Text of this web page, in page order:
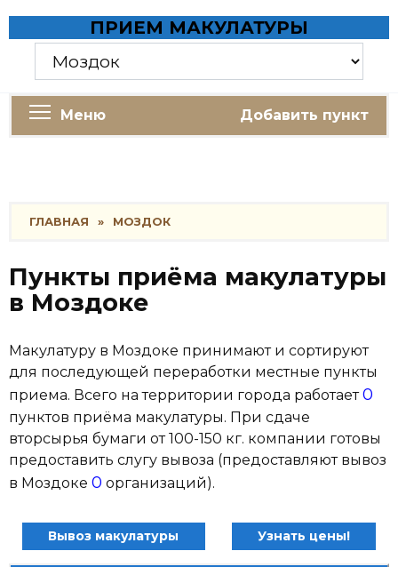
content
ПРИЕМ МАКУЛАТУРЫ
Меню Добавить пункт
ГЛАВНАЯ » МОЗДОК
Пункты приёма макулатуры
в Моздоке
Макулатуру в Моздоке принимают и сортируют
для последующей переработки местные пункты
приема. Всего на территории города работает0
пунктов приёма макулатуры. При сдаче
вторсырья бумаги от 100-150 кг. компании готовы
предоставить слугу вывоза (предоставляют вывоз
в Моздоке 0 организаций).
Вывоз макулатуры Узнать цены!